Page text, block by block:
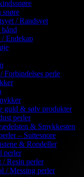
snøre
/ Randsyet
/ Endekap
Forbindelses perle
guld & sølv produkter
perler
& Smykkesten
– Suttesnore
& Rondeller
perler
/ Resin perler
/ Messing perler